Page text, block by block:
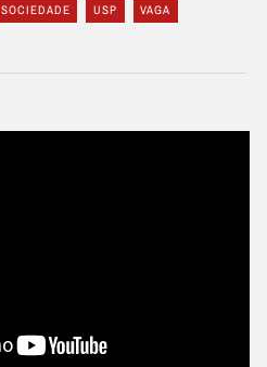
SOCIEDADE USP VAGA